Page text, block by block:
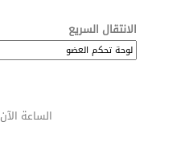
الانتقال السريع
الساعة الآن